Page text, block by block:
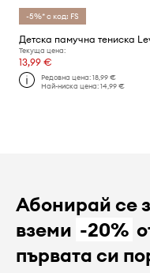
-5%* с код: FS
Текуща цена:
13,99 €
Редовна цена:18,99 €
Най-ниска цена:14,99 €
Абонирай се
вземи -20%
първата си